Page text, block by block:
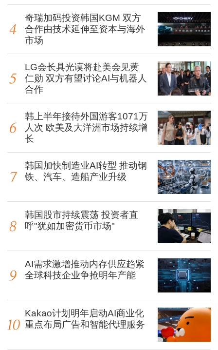
奇瑞加码投资韩国KGM 双方
合作由技术延伸至资本与海外
市场
LG会长具光谟将赴美会见黄
仁勋 双方有望讨论AI与机器人
合作
韩上半年接待外国游客1071万
人次 欧美及大洋洲市场持续增
长
韩国加快制造业AI转型 推动钢
铁、汽车、造船产业升级
韩国股市持续震荡 投资者直
呼"犹如加密货币市场"
AI需求激增推动内存供应趋紧
全球科技企业争抢明年产能
Kakao计划明年启动AI商业化
重点布局广告和智能代理服务